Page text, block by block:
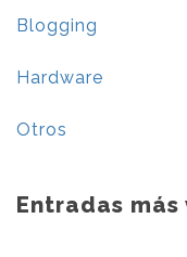
Blogging
Hardware
Otros
Entradas más